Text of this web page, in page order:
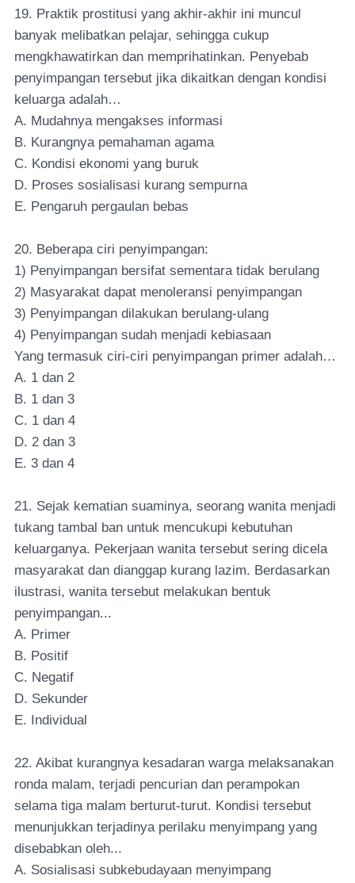
19. Praktik prostitusi yang akhir-akhir ini muncul
banyak melibatkan pelajar, sehingga cukup
mengkhawatirkan dan memprihatinkan. Penyebab
penyimpangan tersebut jika dikaitkan dengan kondisi
keluarga adalah…
A. Mudahnya mengakses informasi
B. Kurangnya pemahaman agama
C. Kondisi ekonomi yang buruk
D. Proses sosialisasi kurang sempurna
E. Pengaruh pergaulan bebas
20. Beberapa ciri penyimpangan:
1) Penyimpangan bersifat sementara tidak berulang
2) Masyarakat dapat menoleransi penyimpangan
3) Penyimpangan dilakukan berulang-ulang
4) Penyimpangan sudah menjadi kebiasaan
Yang termasuk ciri-ciri penyimpangan primer adalah…
A. 1 dan 2
B. 1 dan 3
C. 1 dan 4
D. 2 dan 3
E. 3 dan 4
21. Sejak kematian suaminya, seorang wanita menjadi
tukang tambal ban untuk mencukupi kebutuhan
keluarganya. Pekerjaan wanita tersebut sering dicela
masyarakat dan dianggap kurang lazim. Berdasarkan
ilustrasi, wanita tersebut melakukan bentuk
penyimpangan...
A. Primer
B. Positif
C. Negatif
D. Sekunder
E. Individual
22. Akibat kurangnya kesadaran warga melaksanakan
ronda malam, terjadi pencurian dan perampokan
selama tiga malam berturut-turut. Kondisi tersebut
menunjukkan terjadinya perilaku menyimpang yang
disebabkan oleh...
A. Sosialisasi subkebudayaan menyimpang